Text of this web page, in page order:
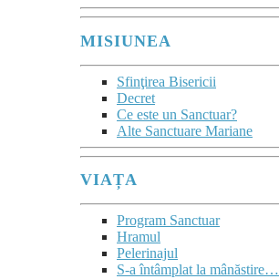
MISIUNEA
Sfinţirea Bisericii
Decret
Ce este un Sanctuar?
Alte Sanctuare Mariane
VIAȚA
Program Sanctuar
Hramul
Pelerinajul
S-a întâmplat la mânăstire…